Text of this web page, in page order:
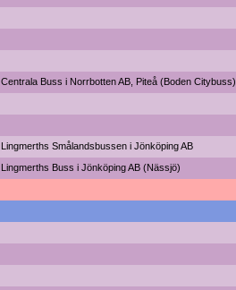
Centrala Buss i Norrbotten AB, Piteå (Boden Citybuss)
Lingmerths Smålandsbussen i Jönköping AB
Lingmerths Buss i Jönköping AB (Nässjö)